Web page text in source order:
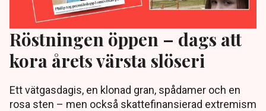
Röstningen öppen – dags att
kora årets värsta slöseri
Ett vätgasdagis, en klonad gran, spådamer och en
rosa sten – men också skattefinansierad extremism